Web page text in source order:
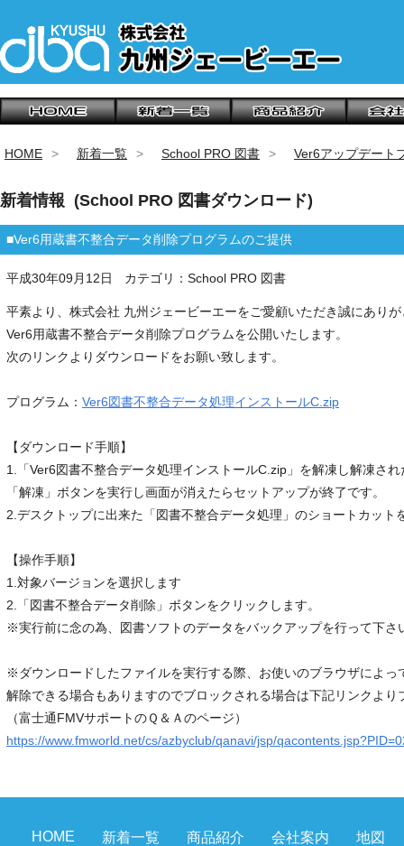
HOME 新着一覧 School PRO 図書 Ver6アップデート
新着情報 (School PRO 図書ダウンロード)
■Ver6用蔵書不整合データ削除プログラムのご提供
平成30年09月12日 カテゴリ：School PRO 図書
平素より、株式会社 九州ジェービーエーをご愛顧いただき誠にあり
Ver6用蔵書不整合データ削除プログラムを公開いたします。
次のリンクよりダウンロードをお願い致します。
プログラム： Ver6図書不整合データ処理インストールC.zip
【ダウンロード手順】
1.「Ver6図書不整合データ処理インストールC.zip」を解凍し解凍さ
「解凍」ボタンを実行し画面が消えたらセットアップが終了です。
2.デスクトップに出来た「図書不整合データ処理」のショートカット
【操作手順】
1.対象バージョンを選択します
2.「図書不整合データ削除」ボタンをクリックします。
※実行前に念の為、図書ソフトのデータをバックアップを行って下さ
※ダウンロードしたファイルを実行する際、お使いのブラウザによっ
解除できる場合もありますのでブロックされる場合は下記リンクよ
（富士通FMVサポートのＱ＆Ａのページ）
https://www.fmworld.net/cs/azbyclub/qanavi/jsp/
HOME 新着一覧 商品紹介 会社案内 地図